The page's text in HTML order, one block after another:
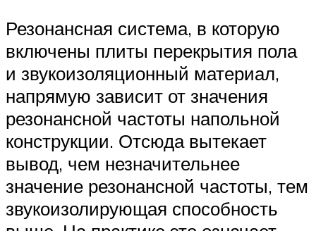
Резонансная система, в которую
включены плиты перекрытия пола
и звукоизоляционный материал,
напрямую зависит от значения
резонансной частоты напольной
конструкции. Отсюда вытекает
вывод, чем незначительнее
значение резонансной частоты, тем
звукоизолирующая способность